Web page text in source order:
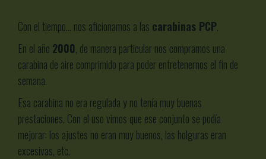
Con el tiempo… nos aficionamos a las carabinas PCP.
En el año 2000, de manera particular nos compramos una
carabina de aire comprimido para poder entretenernos el fin de
semana.
Esa carabina no era regulada y no tenía muy buenas
prestaciones. Con el uso vimos que ese conjunto se podía
mejorar: los ajustes no eran muy buenos, las holguras eran
excesivas, etc.